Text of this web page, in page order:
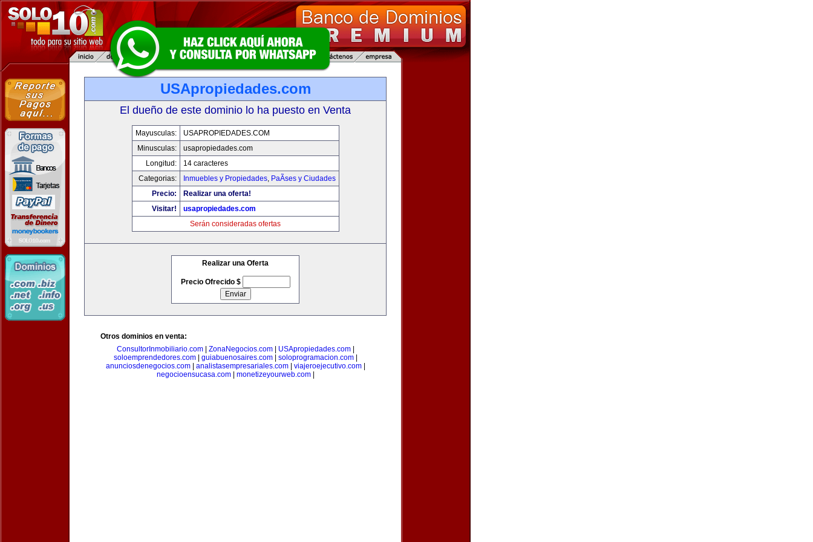
USApropiedades.com
El dueño de este dominio lo ha puesto en Venta
Mayusculas:
USAPROPIEDADES.COM
Minusculas:
usapropiedades.com
Longitud:
14 caracteres
Categorias:
Inmuebles y Propiedades, PaÃ­ses y Ciudades
Precio:
Realizar una oferta!
Visitar!
usapropiedades.com
Serán consideradas ofertas
Realizar una Oferta
Precio Ofrecido $
Otros dominios en venta:
ConsultorInmobiliario.com| ZonaNegocios.com| USApropiedades.com|
soloemprendedores.com| guiabuenosaires.com| soloprogramacion.com|
anunciosdenegocios.com| analistasempresariales.com| viajeroejecutivo.com|
negocioensucasa.com| monetizeyourweb.com|